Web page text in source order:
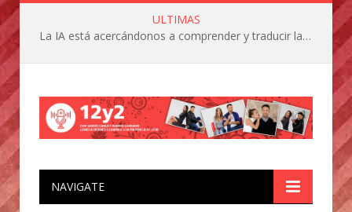
ULTIMAS
La IA está acercándonos a comprender y traducir las vocalizaciones y comportamientos de nuestras mascotas
NAVIGATE